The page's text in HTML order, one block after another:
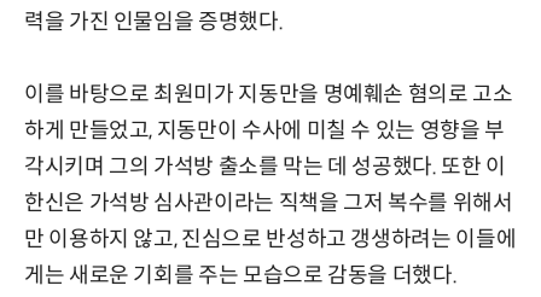
력을 가진 인물임을 증명했다.
이를 바탕으로 최원미가 지동만을 명예훼손 혐의로 고소
하게 만들었고, 지동만이 수사에 미칠 수 있는 영향을 부
각시키며 그의 가석방 출소를 막는 데 성공했다. 또한 이
한신은 가석방 심사관이라는 직책을 그저 복수를 위해서
만 이용하지 않고, 진심으로 반성하고 갱생하려는 이들에
게는 새로운 기회를 주는 모습으로 감동을 더했다.